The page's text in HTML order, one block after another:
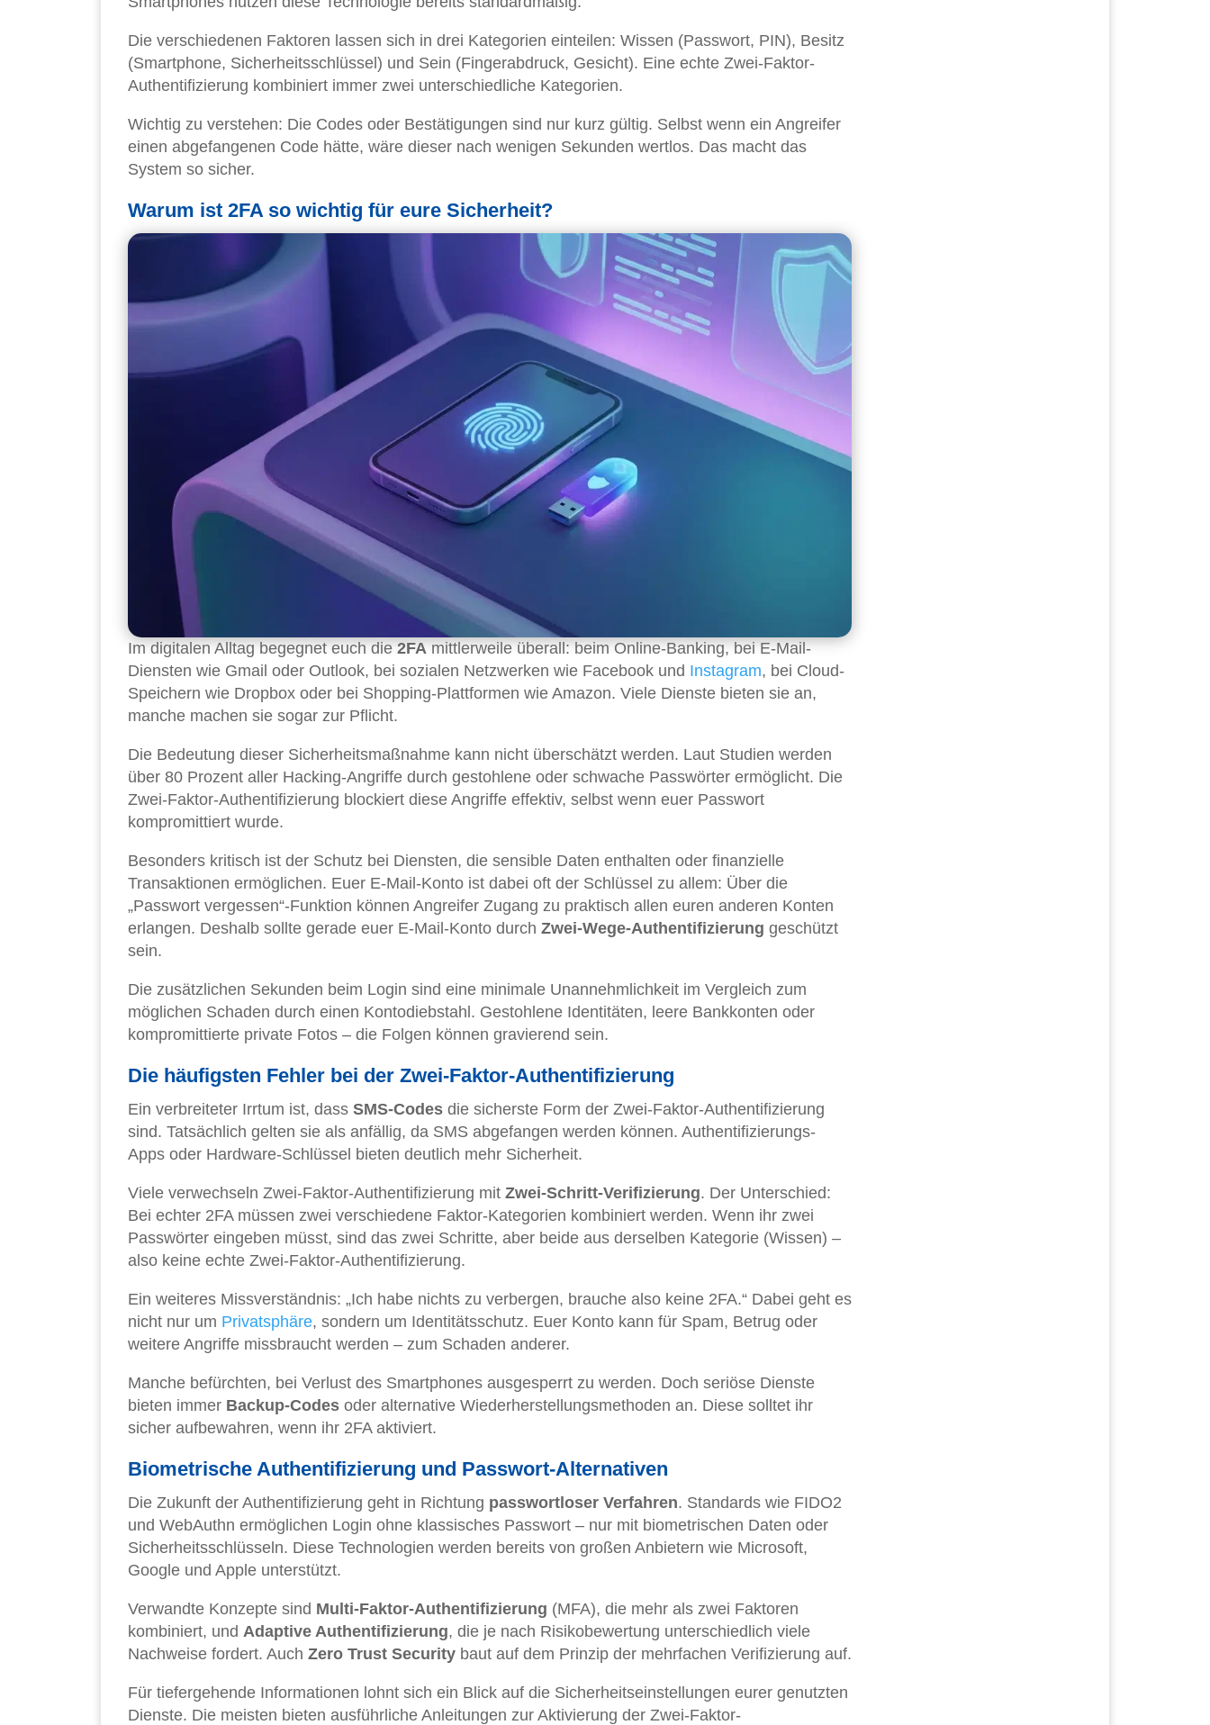
Die verschiedenen Faktoren lassen sich in drei Kategorien einteilen: Wissen (Passwort, PIN), Besitz
(Smartphone, Sicherheitsschlüssel) und Sein (Fingerabdruck, Gesicht). Eine echte Zwei-Faktor-
Authentifizierung kombiniert immer zwei unterschiedliche Kategorien.
Wichtig zu verstehen: Die Codes oder Bestätigungen sind nur kurz gültig. Selbst wenn ein Angreifer
einen abgefangenen Code hätte, wäre dieser nach wenigen Sekunden wertlos. Das macht das
System so sicher.
Warum ist 2FA so wichtig für eure Sicherheit?
Im digitalen Alltag begegnet euch die2FAmittlerweile überall: beim Online-Banking, bei E-Mail-
Diensten wie Gmail oder Outlook, bei sozialen Netzwerken wie Facebook und Instagram, bei Cloud-
Speichern wie Dropbox oder bei Shopping-Plattformen wie Amazon. Viele Dienste bieten sie an,
manche machen sie sogar zur Pflicht.
Die Bedeutung dieser Sicherheitsmaßnahme kann nicht überschätzt werden. Laut Studien werden
über 80 Prozent aller Hacking-Angriffe durch gestohlene oder schwache Passwörter ermöglicht. Die
Zwei-Faktor-Authentifizierung blockiert diese Angriffe effektiv, selbst wenn euer Passwort
kompromittiert wurde.
Besonders kritisch ist der Schutz bei Diensten, die sensible Daten enthalten oder finanzielle
Transaktionen ermöglichen. Euer E-Mail-Konto ist dabei oft der Schlüssel zu allem: Über die
„Passwort vergessen“-Funktion können Angreifer Zugang zu praktisch allen euren anderen Konten
erlangen. Deshalb sollte gerade euer E-Mail-Konto durch Zwei-Wege-Authentifizierung geschützt
sein.
Die zusätzlichen Sekunden beim Login sind eine minimale Unannehmlichkeit im Vergleich zum
möglichen Schaden durch einen Kontodiebstahl. Gestohlene Identitäten, leere Bankkonten oder
kompromittierte private Fotos – die Folgen können gravierend sein.
Die häufigsten Fehler bei der Zwei-Faktor-Authentifizierung
Ein verbreiteter Irrtum ist, dass SMS-Codes die sicherste Form der Zwei-Faktor-Authentifizierung
sind. Tatsächlich gelten sie als anfällig, da SMS abgefangen werden können. Authentifizierungs-
Apps oder Hardware-Schlüssel bieten deutlich mehr Sicherheit.
Viele verwechseln Zwei-Faktor-Authentifizierung mit Zwei-Schritt-Verifizierung. Der Unterschied:
Bei echter 2FA müssen zwei verschiedene Faktor-Kategorien kombiniert werden. Wenn ihr zwei
Passwörter eingeben müsst, sind das zwei Schritte, aber beide aus derselben Kategorie (Wissen) –
also keine echte Zwei-Faktor-Authentifizierung.
Ein weiteres Missverständnis: „Ich habe nichts zu verbergen, brauche also keine 2FA.“ Dabei geht es
nicht nur um Privatsphäre, sondern um Identitätsschutz. Euer Konto kann für Spam, Betrug oder
weitere Angriffe missbraucht werden – zum Schaden anderer.
Manche befürchten, bei Verlust des Smartphones ausgesperrt zu werden. Doch seriöse Dienste
bieten immer Backup-Codes oder alternative Wiederherstellungsmethoden an. Diese solltet ihr
sicher aufbewahren, wenn ihr 2FA aktiviert.
Biometrische Authentifizierung und Passwort-Alternativen
Die Zukunft der Authentifizierung geht in Richtung passwortloser Verfahren. Standards wie FIDO2
und WebAuthn ermöglichen Login ohne klassisches Passwort – nur mit biometrischen Daten oder
Sicherheitsschlüsseln. Diese Technologien werden bereits von großen Anbietern wie Microsoft,
Google und Apple unterstützt.
Verwandte Konzepte sind Multi-Faktor-Authentifizierung (MFA), die mehr als zwei Faktoren
kombiniert, und Adaptive Authentifizierung, die je nach Risikobewertung unterschiedlich viele
Nachweise fordert. Auch Zero Trust Security baut auf dem Prinzip der mehrfachen Verifizierung auf.
Für tiefergehende Informationen lohnt sich ein Blick auf die Sicherheitseinstellungen eurer genutzten
Dienste. Die meisten bieten ausführliche Anleitungen zur Aktivierung der Zwei-Faktor-